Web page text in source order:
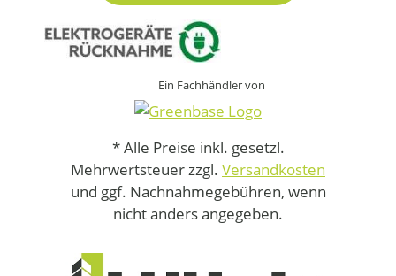
Ein Fachhändler von
* Alle Preise inkl. gesetzl.
Mehrwertsteuer zzgl. Versandkosten
und ggf. Nachnahmegebühren, wenn
nicht anders angegeben.